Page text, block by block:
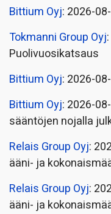
Bittium Oyj: 2026-
Tokmanni Group Oyj
Puolivuosikatsaus
Bittium Oyj: 2026-
Bittium Oyj: 2026-
sääntöjen nojalla
Relais Group Oyj:
ääni- ja
Relais Group Oyj:
ääni- ja